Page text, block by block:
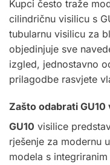
Kupci često traže
cilindričnu visilicu s
tubularnu visilicu za
objedinjuje sve
izgled, jednostavno
prilagodbe rasvjete
Zašto odabrati GU10
GU10 visilice
rješenje za modernu
modela s